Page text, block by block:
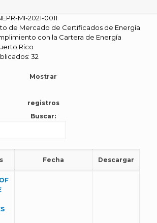
MI-2021-0011
de Mercado de Certificados de Energía
con la Cartera de Energía
Rico
32
Mostrar
registros
Buscar:
Fecha Descargar